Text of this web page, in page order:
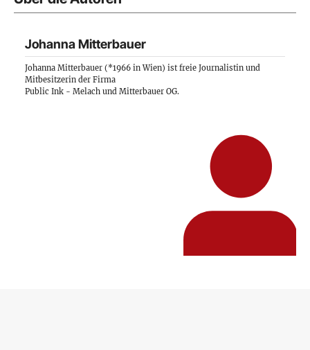
Johanna Mitterbauer
Johanna Mitterbauer (*1966 in Wien) ist freie Journalistin und
Mitbesitzerin der Firma
Public Ink - Melach und Mitterbauer OG.